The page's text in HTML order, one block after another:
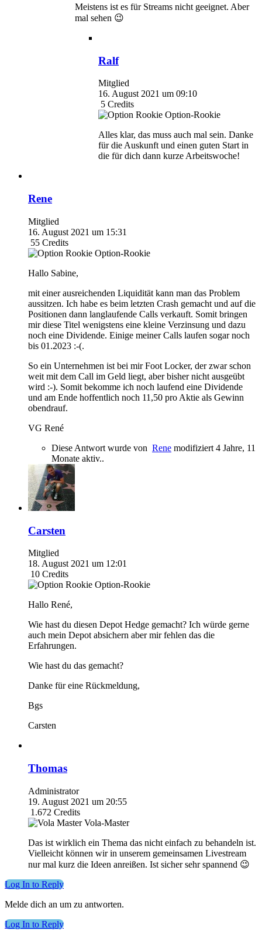
Meistens ist es für Streams nicht geeignet. Aber
mal sehen 😉
Ralf
Mitglied
16. August 2021 um 09:10
5 Credits
Option-Rookie
Alles klar, das muss auch mal sein. Danke
für die Auskunft und einen guten Start in
die für dich dann kurze Arbeitswoche!
Rene
Mitglied
16. August 2021 um 15:31
55 Credits
Option-Rookie
Hallo Sabine,
mit einer ausreichenden Liquidität kann man das Problem
aussitzen. Ich habe es beim letzten Crash gemacht und auf die
Positionen dann langlaufende Calls verkauft. Somit bringen
mir diese Titel wenigstens eine kleine Verzinsung und dazu
noch eine Dividende. Einige meiner Calls laufen sogar noch
bis 01.2023 :-(.
So ein Unternehmen ist bei mir Foot Locker, der zwar schon
weit mit dem Call im Geld liegt, aber bisher nicht ausgeübt
wird :-). Somit bekomme ich noch laufend eine Dividende
und am Ende hoffentlich noch 11,50 pro Aktie als Gewinn
obendrauf.
VG René
Diese Antwort wurde von Rene modifiziert 4 Jahre, 11
Monate aktiv..
Carsten
Mitglied
18. August 2021 um 12:01
10 Credits
Option-Rookie
Hallo René,
Wie hast du diesen Depot Hedge gemacht? Ich würde gerne
auch mein Depot absichern aber mir fehlen das die
Erfahrungen.
Wie hast du das gemacht?
Danke für eine Rückmeldung,
Bgs
Carsten
Thomas
Administrator
19. August 2021 um 20:55
1.672 Credits
Vola-Master
Das ist wirklich ein Thema das nicht einfach zu behandeln ist.
Vielleicht können wir in unserem gemeinsamen Livestream
nur mal kurz die Ideen anreißen. Ist sicher sehr spannend 😉
Log In to Reply
Melde dich an um zu antworten.
Log In to Reply